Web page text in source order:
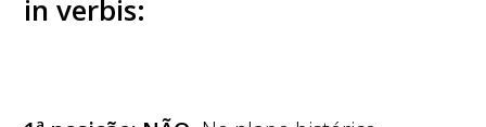
in verbis: